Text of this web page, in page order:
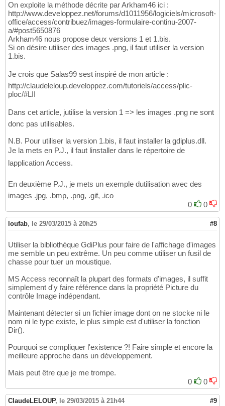
On exploite la méthode décrite par Arkham46 ici :
http://www.developpez.net/forums/d1011956/logiciels/microsoft-
office/access/contribuez/images-formulaire-continu-2007-
a/#post5650876
Arkham46 nous propose deux versions 1 et 1.bis.
Si on désire utiliser des images .png, il faut utiliser la version
1.bis.
Je crois que Salas99 sest inspiré de mon article :
http://claudeleloup.developpez.com/tutoriels/access/plic-
ploc/#LII
Dans cet article, jutilise la version 1 => les images .png ne sont
donc pas utilisables.
N.B. Pour utiliser la version 1.bis, il faut installer la gdiplus.dll.
Je la mets en P.J., il faut linstaller dans le répertoire de
lapplication Access.
En deuxième P.J., je mets un exemple dutilisation avec des
images .jpg, .bmp, .png, .gif, .ico
0
0
loufab, le 29/03/2015 à 20h25 #8
Utiliser la bibliothèque GdiPlus pour faire de l'affichage d'images
me semble un peu extrême. Un peu comme utiliser un fusil de
chasse pour tuer un moustique.
MS Access reconnaît la plupart des formats d'images, il suffit
simplement d'y faire référence dans la propriété Picture du
contrôle Image indépendant.
Maintenant détecter si un fichier image dont on ne stocke ni le
nom ni le type existe, le plus simple est d'utiliser la fonction
Dir().
Pourquoi se compliquer l'existence ?! Faire simple et encore la
meilleure approche dans un développement.
Mais peut être que je me trompe.
0
0
ClaudeLELOUP, le 29/03/2015 à 21h44 #9